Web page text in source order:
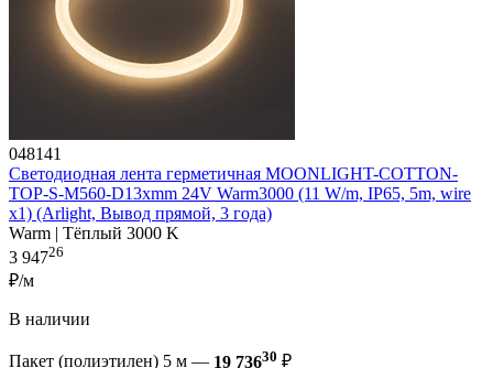
048141
Светодиодная лента герметичная MOONLIGHT-COTTON-
TOP-S-M560-D13xmm 24V Warm3000 (11 W/m, IP65, 5m, wire
x1) (Arlight, Вывод прямой, 3 года)
Warm | Тёплый 3000 K
3 94726
₽/м
В наличии
Пакет (полиэтилен) 5 м — 19 73630 ₽